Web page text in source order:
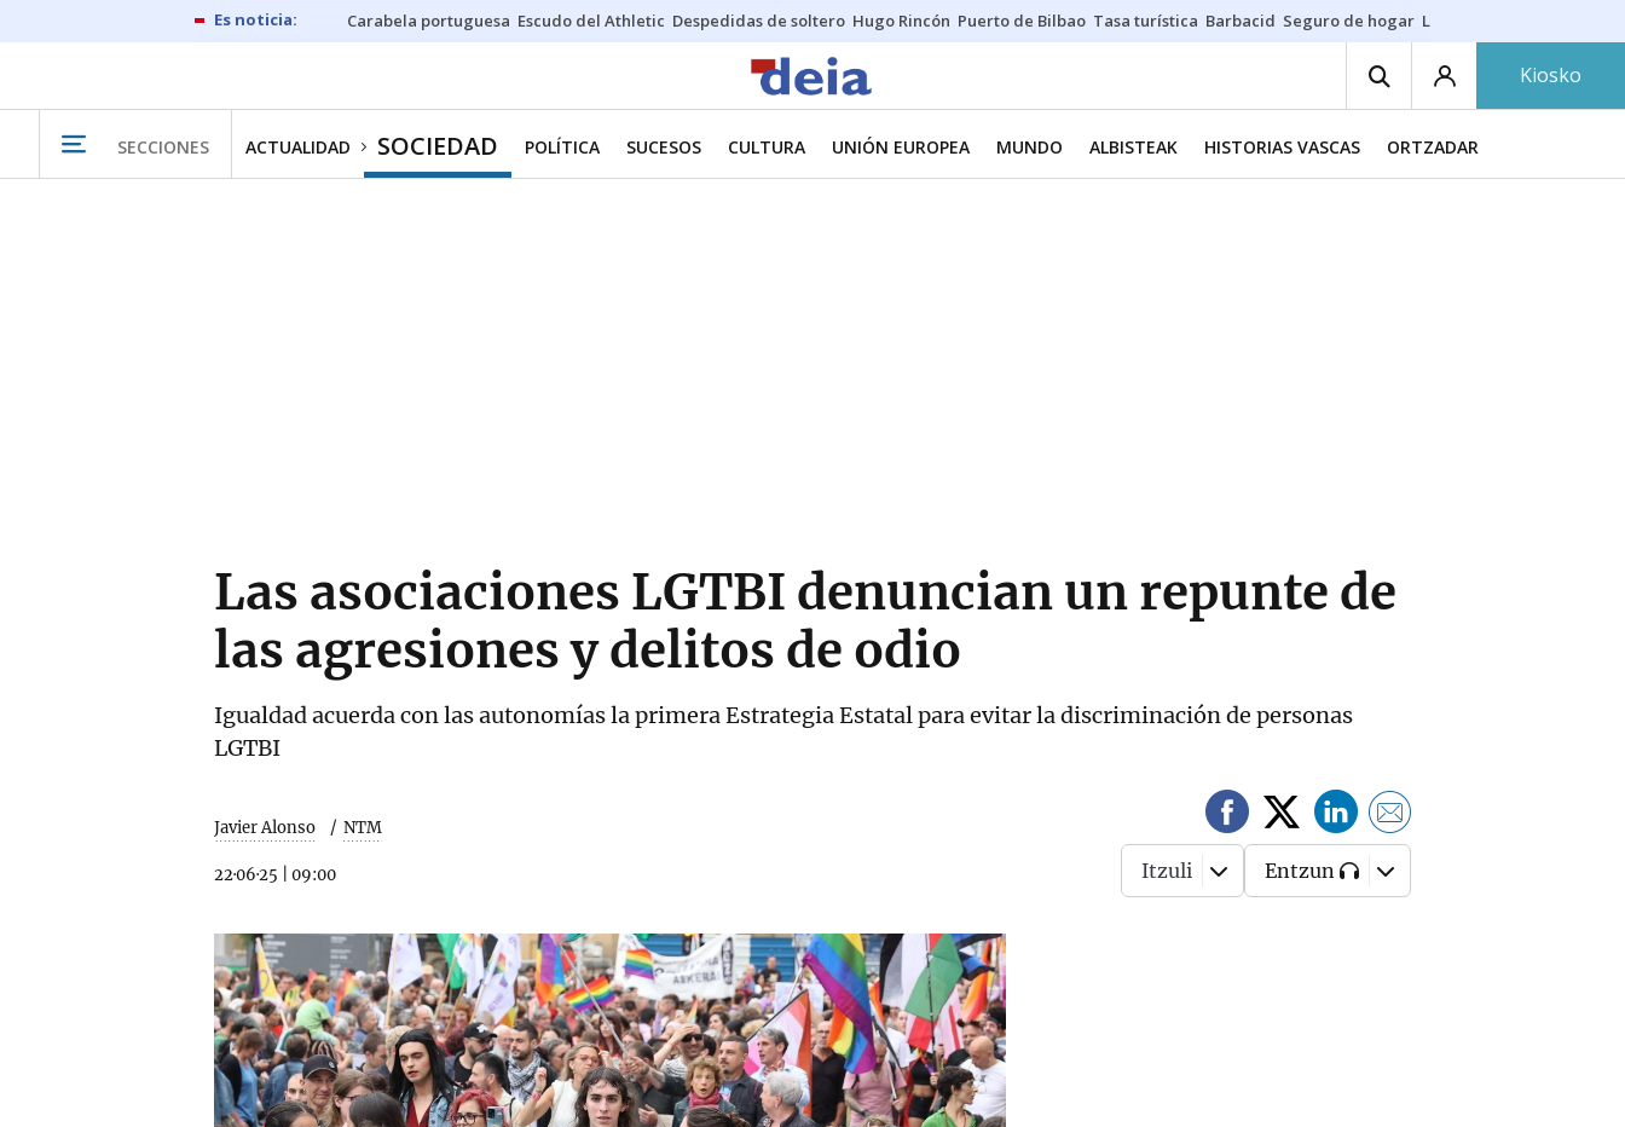
Carabela portuguesa Escudo del Athletic Despedidas de soltero Hugo Rincón Puerto de Bilbao Tasa turística Barbacid Seguro de hogar Lío Athletic-Osasuna
Kiosko
SECCIONES ACTUALIDAD SOCIEDAD POLÍTICA SUCESOS CULTURA UNIÓN EUROPEA MUNDO ALBISTEAK HISTORIAS VASCAS ORTZADAR
Las asociaciones LGTBI denuncian un repunte de
las agresiones y delitos de odio
Igualdad acuerda con las autonomías la primera Estrategia Estatal para evitar la discriminación de personas
LGTBI
Javier Alonso NTM
22·06·25 09:00 Itzuli Entzun